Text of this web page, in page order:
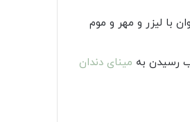
با لیزر و مهر و موم
رسیدن به مینای دندان